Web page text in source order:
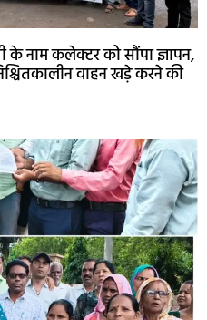
के नाम कलेक्टर को सौंपा ज्ञापन,
वाहन खड़े करने की